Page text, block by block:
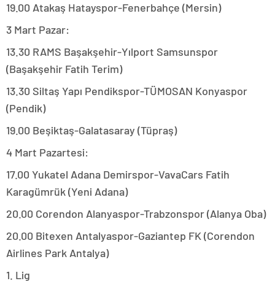
19.00 Atakaş Hatayspor-Fenerbahçe (Mersin)
3 Mart Pazar:
13.30 RAMS Başakşehir-Yılport Samsunspor
(Başakşehir Fatih Terim)
13.30 Siltaş Yapı Pendikspor-TÜMOSAN Konyaspor
(Pendik)
19.00 Beşiktaş-Galatasaray (Tüpraş)
4 Mart Pazartesi:
17.00 Yukatel Adana Demirspor-VavaCars Fatih
Karagümrük (Yeni Adana)
20.00 Corendon Alanyaspor-Trabzonspor (Alanya Oba)
20.00 Bitexen Antalyaspor-Gaziantep FK (Corendon
Airlines Park Antalya)
1. Lig